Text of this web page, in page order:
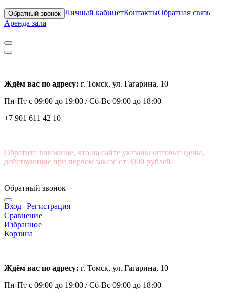
Обратный звонок Личный кабинетКонтактыОбратная связь
Аренда зала
Ждём вас по адресу: г. Томск, ул. Гагарина, 10
Пн-Пт с 09:00 до 19:00 /Сб-Вс 09:00 до 18:00
+7 901 611 42 10
Обратите внимание, что на сайте указаны оптовые цены,
действующие при первом заказе от 3000 рублей.
Обратный звонок
Вход | Регистрация
Сравнение
Избранное
Корзина
Ждём вас по адресу: г. Томск, ул. Гагарина, 10
Пн-Пт с 09:00 до 19:00 /Сб-Вс 09:00 до 18:00